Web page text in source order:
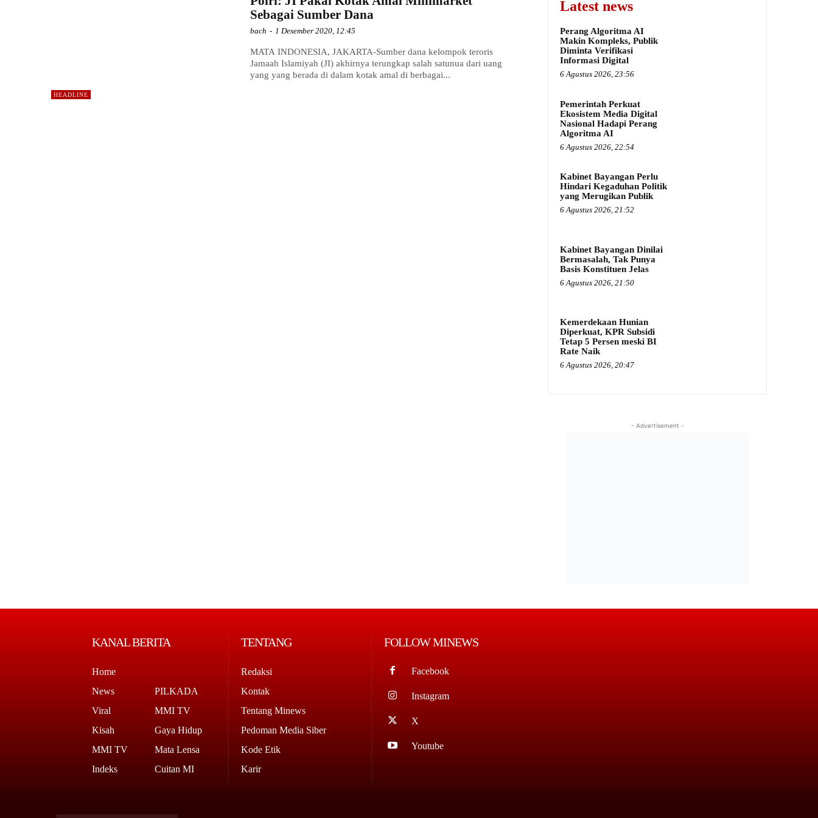
HEADLINE
Sebagai Sumber Dana
bach - 1 Desember 2020, 12:45
MATA INDONESIA, JAKARTA-Sumber dana kelompok teroris
Jamaah Islamiyah (JI) akhirnya terungkap salah satunua dari uang
yang yang berada di dalam kotak amal di berbagai...
Latest news
Perang Algoritma AI
Makin Kompleks, Publik
Diminta Verifikasi
Informasi Digital
6 Agustus 2026, 23:56
Pemerintah Perkuat
Ekosistem Media Digital
Nasional Hadapi Perang
Algoritma AI
6 Agustus 2026, 22:54
Kabinet Bayangan Perlu
Hindari Kegaduhan Politik
yang Merugikan Publik
6 Agustus 2026, 21:52
Kabinet Bayangan Dinilai
Bermasalah, Tak Punya
Basis Konstituen Jelas
6 Agustus 2026, 21:50
Kemerdekaan Hunian
Diperkuat, KPR Subsidi
Tetap 5 Persen meski BI
Rate Naik
6 Agustus 2026, 20:47
- Advertisement -
KANAL BERITA
Home
News
Viral
Kisah
MMI TV
Indeks
PILKADA
MMI TV
Gaya Hidup
Mata Lensa
Cuitan MI
TENTANG
Redaksi
Kontak
Tentang Minews
Pedoman Media Siber
Kode Etik
Karir
FOLLOW MINEWS
Facebook
Instagram
X
Youtube